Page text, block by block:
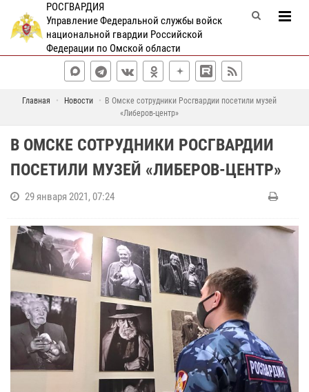
РОСГВАРДИЯ
Управление Федеральной службы войск
национальной гвардии Российской
Федерации по Омской области
Главная Новости
В Омске сотрудники Росгвардии посетили музей
«Либеров-центр»
В ОМСКЕ СОТРУДНИКИ РОСГВАРДИИ
ПОСЕТИЛИ МУЗЕЙ «ЛИБЕРОВ-ЦЕНТР»
29 января 2021, 07:24